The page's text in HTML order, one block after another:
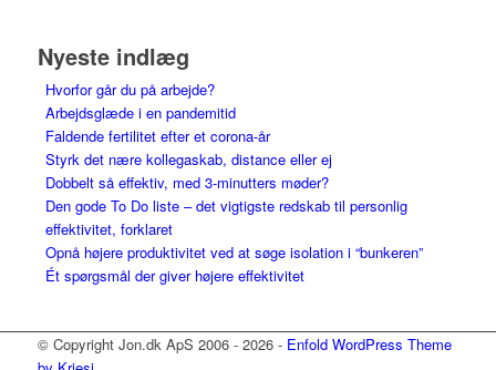
Nyeste indlæg
Hvorfor går du på arbejde?
Arbejdsglæde i en pandemitid
Faldende fertilitet efter et corona-år
Styrk det nære kollegaskab, distance eller ej
Dobbelt så effektiv, med 3-minutters møder?
Den gode To Do liste – det vigtigste redskab til personlig
effektivitet, forklaret
Opnå højere produktivitet ved at søge isolation i “bunkeren”
Ét spørgsmål der giver højere effektivitet
© Copyright Jon.dk ApS 2006 - 2026 - Enfold WordPress Theme